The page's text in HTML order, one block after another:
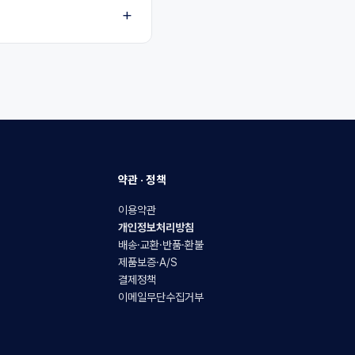
약관 · 정책
이용약관
개인정보처리방침
배송·교환·반품·환불
제품보증·A/S
결제정책
이메일무단수집거부